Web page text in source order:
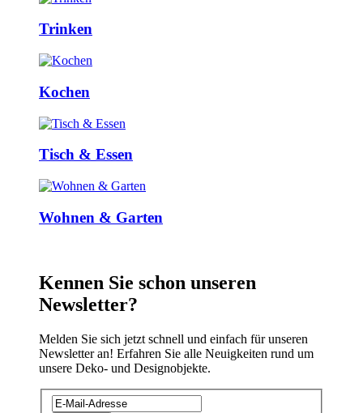
Trinken
Kochen
Tisch & Essen
Wohnen & Garten
Kennen Sie schon unseren
Newsletter?
Melden Sie sich jetzt schnell und einfach für unseren
Newsletter an! Erfahren Sie alle Neuigkeiten rund um
unsere Deko- und Designobjekte.